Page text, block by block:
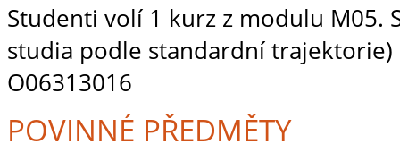
Studenti volí 1 kurz z modulu M05.
studia podle standardní trajektorie)
O06313016
POVINNÉ PŘEDMĚTY